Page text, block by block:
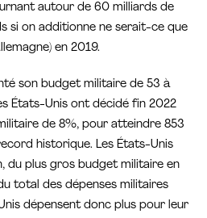
autour de 60 milliards de
si on additionne ne serait-ce que
en 2019.
son budget militaire de 53 à
États-Unis ont décidé fin 2022
de 8%, pour atteindre 853
historique. Les États-Unis
du plus gros budget militaire en
total des dépenses militaires
dépensent donc plus pour leur